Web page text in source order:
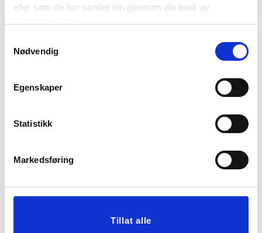
eller som de har samlet inn gjennom din bruk av
Nødvendig
Egenskaper
Statistikk
Markedsføring
Tillat alle
CONGRATULATIONS